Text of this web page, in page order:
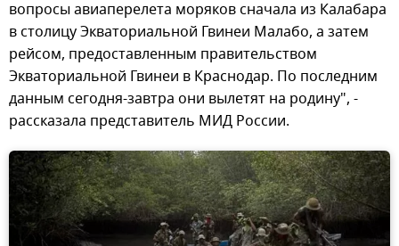
вопросы авиаперелета моряков сначала из Калабара
в столицу Экваториальной Гвинеи Малабо, а затем
рейсом, предоставленным правительством
Экваториальной Гвинеи в Краснодар. По последним
данным сегодня-завтра они вылетят на родину", -
рассказала представитель МИД России.